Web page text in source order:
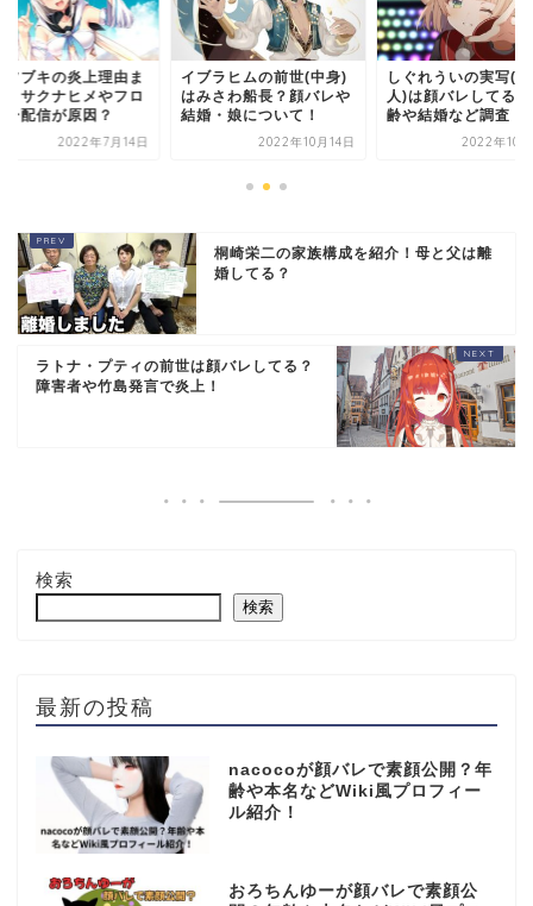
ラヒムの前世(中身)
さわ船長？顔バレや
・娘について！
2022年10月14日
しぐれういの実写(中の
人)は顔バレしてる？年
齢や結婚など調査！
2022年10月24日
白上フブキの炎上理
とめ！サクナヒメや
ムゲー配信が原因？
2022年7
桐崎栄二の家族構成を紹介！母と父は離
婚してる？
ラトナ・プティの前世は顔バレしてる？
障害者や竹島発言で炎上！
検索
検索
最新の投稿
nacocoが顔バレで素顔公開？年
齢や本名などWiki風プロフィー
ル紹介！
おろちんゆーが顔バレで素顔公